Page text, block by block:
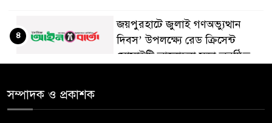
জয়পুরহাটে জুলাই গণঅভ্যুত্থান
দিবস’ উপলক্ষ্যে রেড ক্রিসেন্ট
সোসাইটি আলোচনা সভা অনুষ্ঠিত
৪
৫
সম্পাদক ও প্রকাশক